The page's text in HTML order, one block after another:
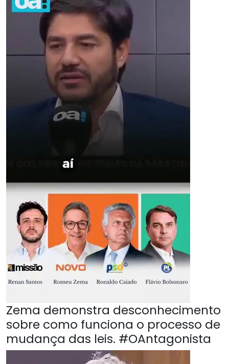
Zema demonstra desconhecimento
sobre como funciona o processo de
mudança das leis. #OAntagonista